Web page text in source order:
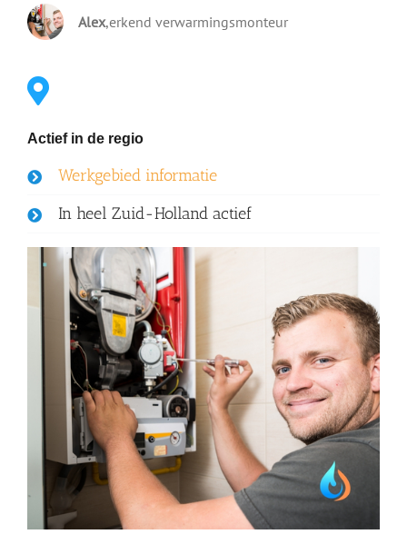
Alex,erkend verwarmingsmonteur
Actief in de regio
Werkgebied informatie
In heel Zuid-Holland actief